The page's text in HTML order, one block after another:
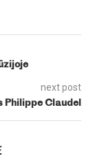
next post
Philippe Claudel